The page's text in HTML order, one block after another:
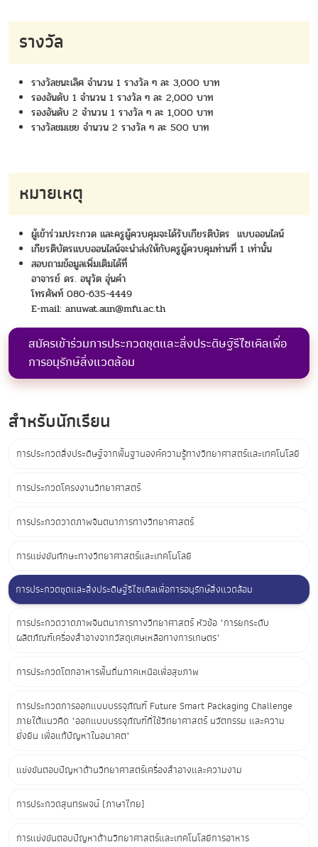
รางวัล
รางวัลชนะเลิศ จำนวน 1 รางวัล ๆ ละ 3,000 บาท
รองอันดับ 1 จำนวน 1 รางวัล ๆ ละ 2,000 บาท
รองอันดับ 2 จำนวน 1 รางวัล ๆ ละ 1,000 บาท
รางวัลชมเชย จำนวน 2 รางวัล ๆ ละ 500 บาท
หมายเหตุ
ผู้เข้าร่วมประกวด และครูผู้ควบคุมจะได้รับเกียรติบัตร แบบออนไลน์
เกียรติบัตรแบบออนไลน์จะนำส่งให้กับครูผู้ควบคุมท่านที่ 1 เท่านั้น
สอบถามข้อมูลเพิ่มเติมได้ที่
อาจารย์ ดร. อนุวัต อุ่นคำ
โทรศัพท์ 080-635-4449
E-mail: anuwat.aun@mfu.ac.th
สมัครเข้าร่วมการประกวดชุดและสิ่งประดิษฐ์รีไซเคิลเพื่อ
การอนุรักษ์สิ่งแวดล้อม
สำหรับนักเรียน
การประกวดสิ่งประดิษฐ์จากพื้นฐานองค์ความรู้ทางวิทยาศาสตร์และเทคโนโลยี
การประกวดโครงงานวิทยาศาสตร์
การประกวดวาดภาพจินตนาการทางวิทยาศาสตร์
การแข่งขันทักษะทางวิทยาศาสตร์และเทคโนโลยี
การประกวดชุดและสิ่งประดิษฐ์รีไซเคิลเพื่อการอนุรักษ์สิ่งแวดล้อม
การประกวดวาดภาพจินตนาการทางวิทยาศาสตร์ หัวข้อ "การยกระดับ
ผลิตภัณฑ์เครื่องสำอางจากวัสดุเศษเหลือทางการเกษตร"
การประกวดโตกอาหารพื้นถิ่นภาคเหนือเพื่อสุขภาพ
การประกวดการออกแบบบรรจุภัณฑ์ Future Smart Packaging Challenge
ภายใต้แนวคิด "ออกแบบบรรจุภัณฑ์ที่ใช้วิทยาศาสตร์ นวัตกรรม และความ
ยั่งยืน เพื่อแก้ปัญหาในอนาคต"
แข่งขันตอบปัญหาด้านวิทยาศาสตร์เครื่องสำอางและความงาม
การประกวดสุนทรพจน์ (ภาษาไทย)
การแข่งขันตอบปัญหาด้านวิทยาศาสตร์และเทคโนโลยีการอาหาร